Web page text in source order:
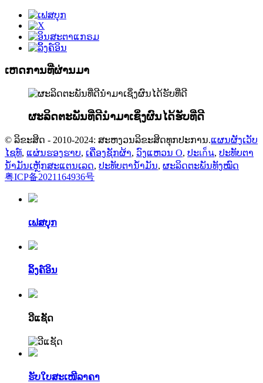
ເຫດການທີ່ຜ່ານມາ
ຜະລິດຕະພັນທີ່ດີນຳມາເຊິ່ງຜົນໄດ້ຮັບທີ່ດີ
© ລິຂະສິດ - 2010-2024: ສະຫງວນລິຂະສິດທຸກປະການ.ແຜນຜັງເວັບ
ໄຊທ໌, ແຜ່ນຮອງຮາບ, ເຄື່ອງຊັກຜ້າ, ວົງແຫວນ O, ປະเก็น, ປະທັບຕາ
ນ້ຳມັນເຫຼັກສະແຕນເລດ, ປະທັບຕານ້ຳມັນ, ຜະລິດຕະພັນທັງໝົດ
粤ICP备2021164936号
ເຟສບຸກ
ລິ້ງຄ໌ອິນ
ວີແຊັດ
ຮັບໃບສະເໜີລາຄາ